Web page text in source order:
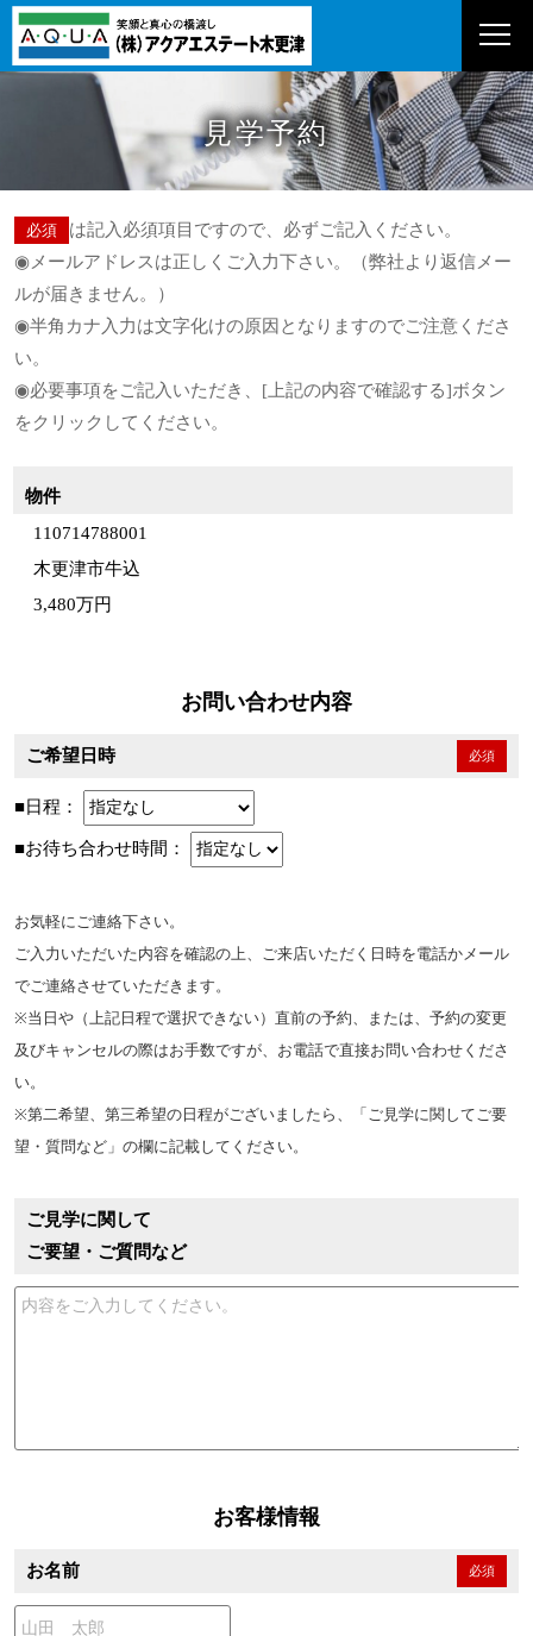
見学予約
必須
は記入必須項目ですので、必ずご記入ください。
◉メールアドレスは正しくご入力下さい。（弊社より返信メー
ルが届きません。）
◉半角カナ入力は文字化けの原因となりますのでご注意くださ
い。
◉必要事項をご記入いただき、[上記の内容で確認する]ボタン
をクリックしてください。
110714788001
木更津市牛込
3,480万円
お問い合わせ内容
ご希望日時 必須
■日程：
■お待ち合わせ時間：
お気軽にご連絡下さい。
ご入力いただいた内容を確認の上、ご来店いただく日時を電話かメール
でご連絡させていただきます。
※当日や（上記日程で選択できない）直前の予約、または、予約の変更
及びキャンセルの際はお手数ですが、お電話で直接お問い合わせくださ
い。
※第二希望、第三希望の日程がございましたら、「ご見学に関してご要
望・質問など」の欄に記載してください。
ご見学に関して
ご要望・ご質問など
お客様情報
お名前 必須